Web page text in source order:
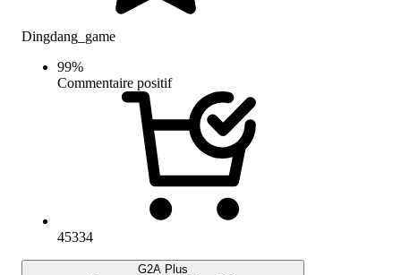
Dingdang_game
99%
Commentaire positif
45334
G2A Plus